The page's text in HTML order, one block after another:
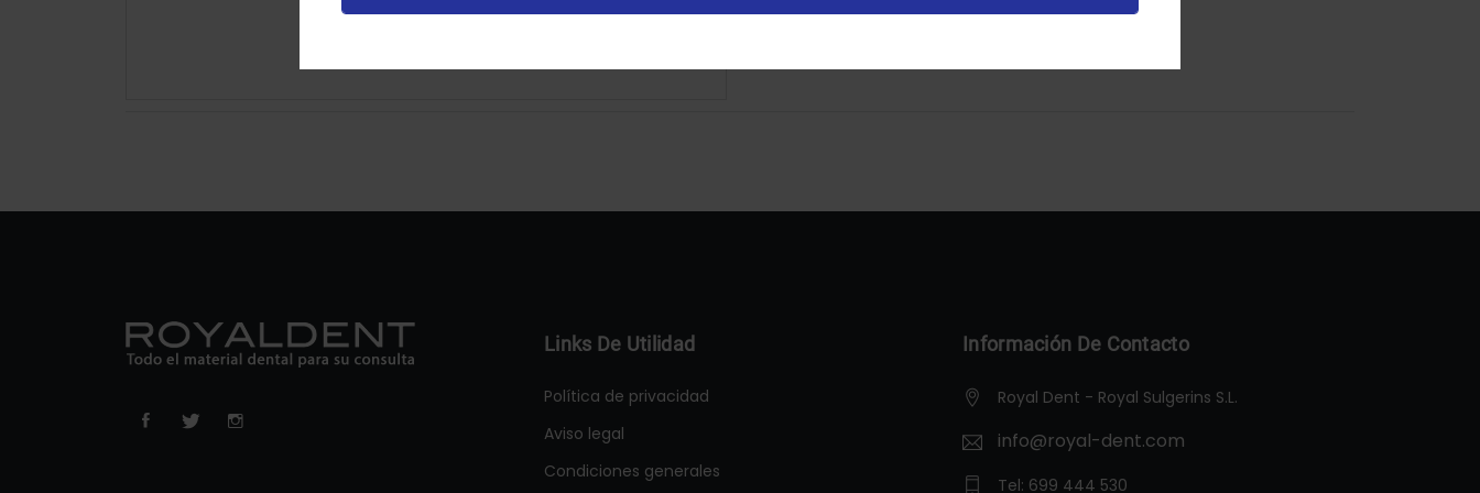
Links De Utilidad
Política de privacidad
Aviso legal
Condiciones generales
Información De Contacto
Royal Dent - Royal Sulgerins S.L.
info@royal-dent.com
Tel: 699 444 530